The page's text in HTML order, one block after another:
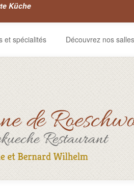
Küche
et spécialités Découvrez nos salles